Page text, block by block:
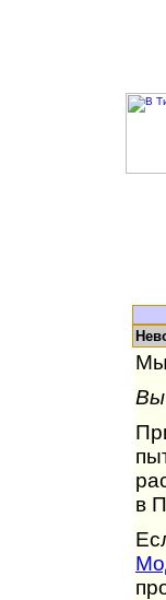
Мы
Вы
в